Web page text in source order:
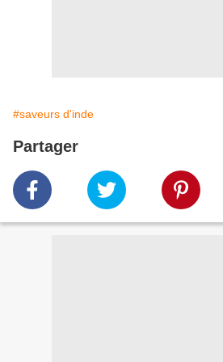
#saveurs d'inde
Partager